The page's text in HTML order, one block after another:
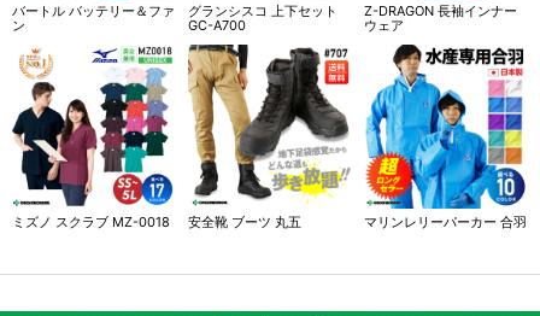
バートル バッテリー＆ファ
ン
グランシスコ 上下セット
GC-A700
Z-DRAGON 長袖インナー
ウェア
ミズノ スクラブ MZ-0018 安全靴 ブーツ 丸五 マリンレリーパーカー 合羽